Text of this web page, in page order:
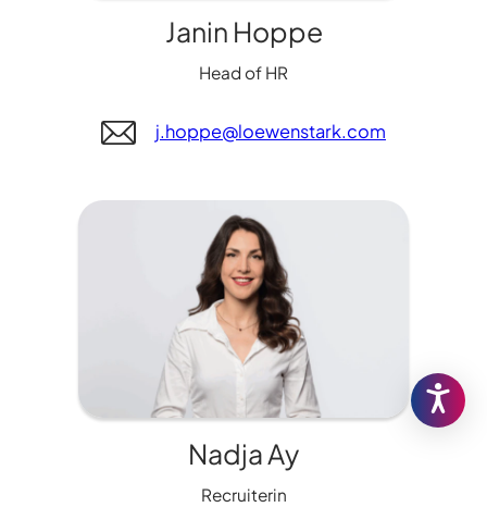
Janin Hoppe
Head of HR
j.hoppe@loewenstark.com
Nadja Ay
Recruiterin